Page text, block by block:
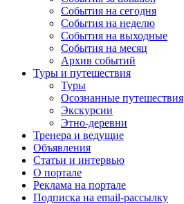
События на сегодня
События на неделю
События на выходные
События на месяц
Архив событий
Туры и путешествия
Туры
Осознанные путешествия
Экскурсии
Этно-деревни
Тренера и ведущие
Объявления
Статьи и интервью
О портале
Реклама на портале
Подписка на email-рассылку